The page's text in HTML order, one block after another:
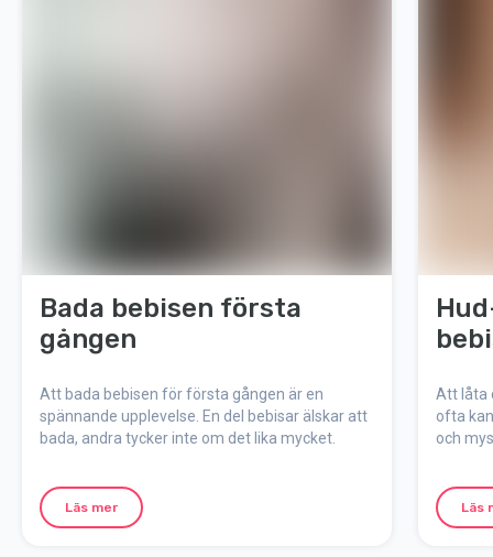
Bada bebisen första
gången
Att bada bebisen för första gången är en
spännande upplevelse. En del bebisar älskar att
bada, andra tycker inte om det lika mycket.
Läs mer
Att låta
ofta
och
Läs